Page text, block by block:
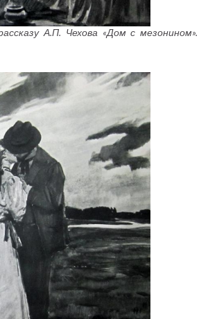
А.П. Чехова «Дом с мезонином».